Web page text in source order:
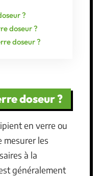
?
doseur ?
doseur ?
doseur ?
en verre ou
mesurer les
à la
généralement